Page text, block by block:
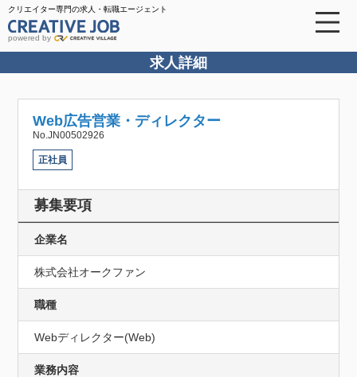
クリエイター専門の求人・転職エージェント
powered by
求人詳細
Web広告営業・ディレクター
No.JN00502926
正社員
募集要項
企業名
株式会社オークファン
職種
Webディレクター(Web)
業務内容